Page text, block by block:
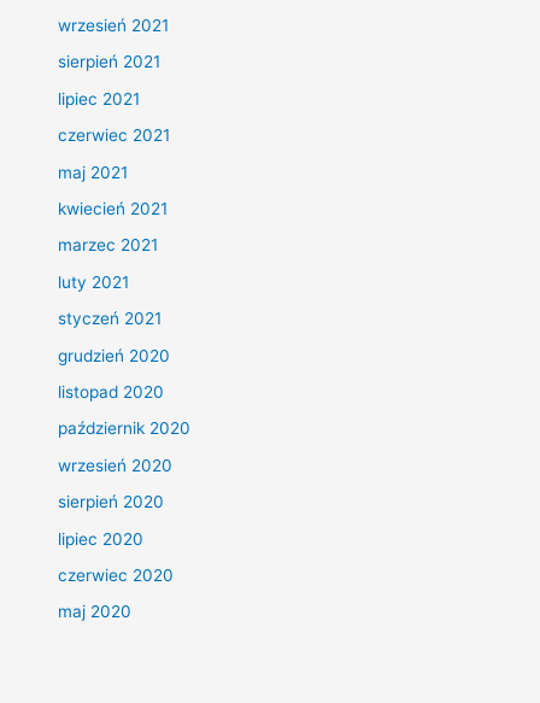
wrzesień 2021
sierpień 2021
lipiec 2021
czerwiec 2021
maj 2021
kwiecień 2021
marzec 2021
luty 2021
styczeń 2021
grudzień 2020
listopad 2020
październik 2020
wrzesień 2020
sierpień 2020
lipiec 2020
czerwiec 2020
maj 2020